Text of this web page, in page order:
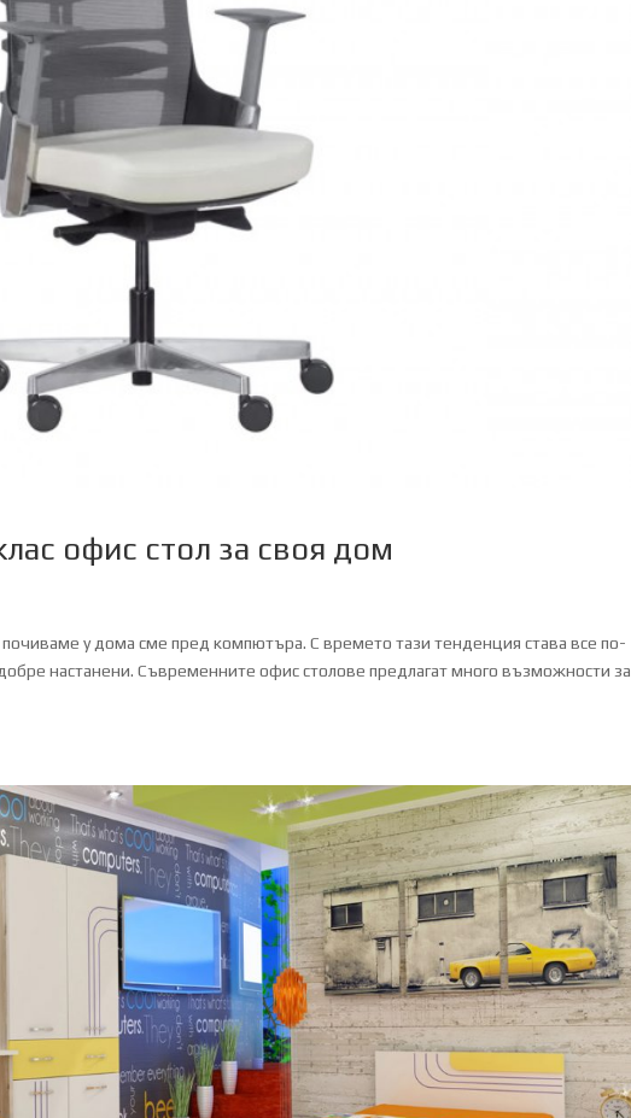
офис стол за своя дом
почиваме у дома сме пред компютъра. С времето тази тенденция става все по-
настанени. Съвременните офис столове предлагат много възможности за